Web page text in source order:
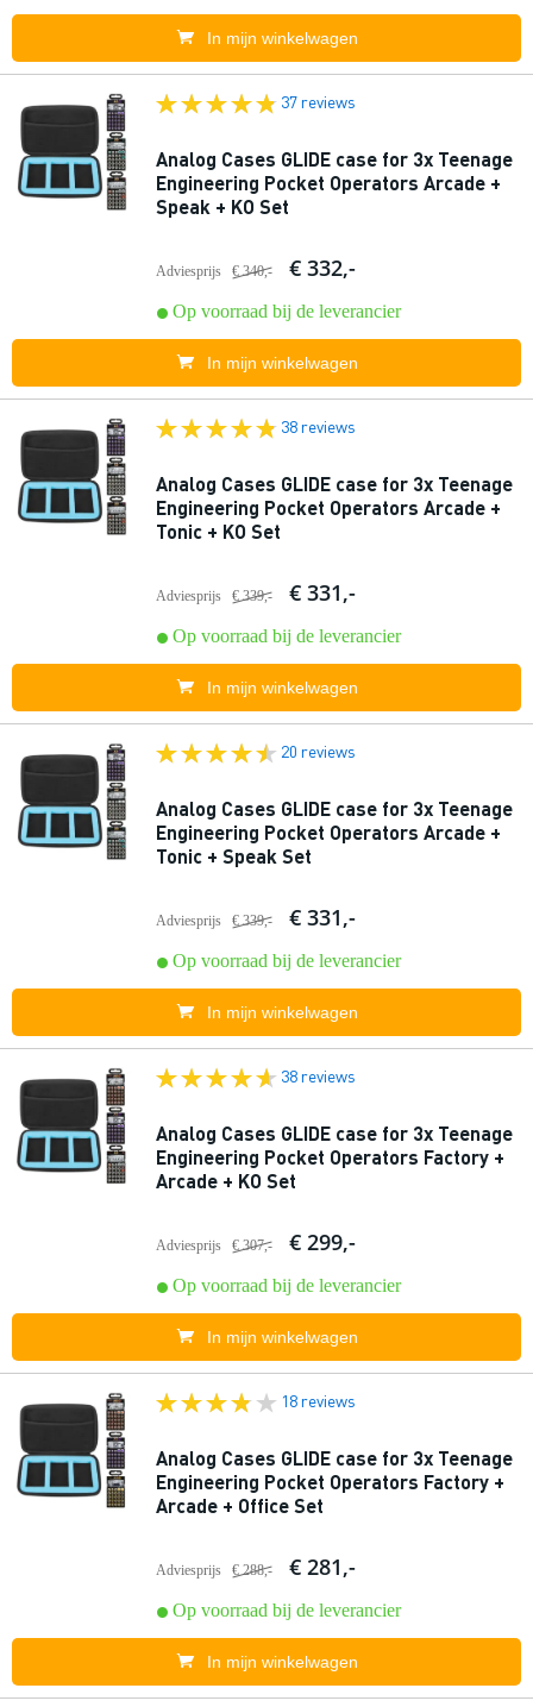
In mijn winkelwagen
37 reviews
Analog Cases GLIDE case for 3x Teenage
Engineering Pocket Operators Arcade +
Speak + KO Set
Adviesprijs € 340,- € 332,-
Op voorraad bij de leverancier
In mijn winkelwagen
38 reviews
Analog Cases GLIDE case for 3x Teenage
Engineering Pocket Operators Arcade +
Tonic + KO Set
Adviesprijs € 339,- € 331,-
Op voorraad bij de leverancier
In mijn winkelwagen
20 reviews
Analog Cases GLIDE case for 3x Teenage
Engineering Pocket Operators Arcade +
Tonic + Speak Set
Adviesprijs € 339,- € 331,-
Op voorraad bij de leverancier
In mijn winkelwagen
38 reviews
Analog Cases GLIDE case for 3x Teenage
Engineering Pocket Operators Factory +
Arcade + KO Set
Adviesprijs € 307,- € 299,-
Op voorraad bij de leverancier
In mijn winkelwagen
18 reviews
Analog Cases GLIDE case for 3x Teenage
Engineering Pocket Operators Factory +
Arcade + Office Set
Adviesprijs € 288,- € 281,-
Op voorraad bij de leverancier
In mijn winkelwagen